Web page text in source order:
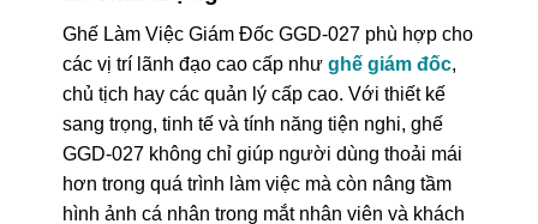
Ghế Làm Việc Giám Đốc GGD-027 phù hợp cho
các vị trí lãnh đạo cao cấp như ghế giám đốc,
chủ tịch hay các quản lý cấp cao. Với thiết kế
sang trọng, tinh tế và tính năng tiện nghi, ghế
GGD-027 không chỉ giúp người dùng thoải mái
hơn trong quá trình làm việc mà còn nâng tầm
hình ảnh cá nhân trong mắt nhân viên và khách